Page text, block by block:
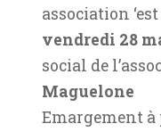
association
vendredi 28
social de
Maguelone
Emargement à